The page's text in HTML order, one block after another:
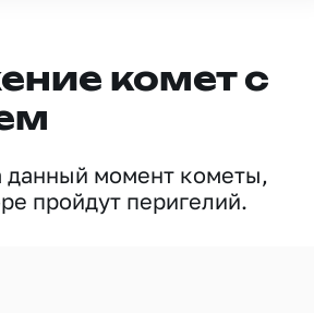
комет с
данный момент кометы,
пройдут перигелий.